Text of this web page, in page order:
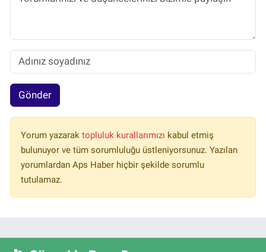
Gönder
Yorum yazarak topluluk kurallarımızı kabul etmiş
bulunuyor ve tüm sorumluluğu üstleniyorsunuz. Yazılan
yorumlardan Aps Haber hiçbir şekilde sorumlu
tutulamaz.